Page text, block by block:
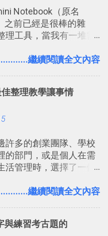
操作流程也十分簡單。
物分享過：「 不需買印
， 7-11 全家雲端列印超
買印表機、不需隨身
Notebook（原名
之前已經是很棒的雜
理工具，當我有一堆需
亂工作文件需要彙整，
工作作進階處理。
繼續閱讀全文內容
整理教學讓事情
許多的創業團隊、學校
的部門，或是個人在需
活管理時，選擇了一個
理工具，讓這麼多人都
章： 把 Evernote 當
繼續閱讀全文內容
與練習考古題的